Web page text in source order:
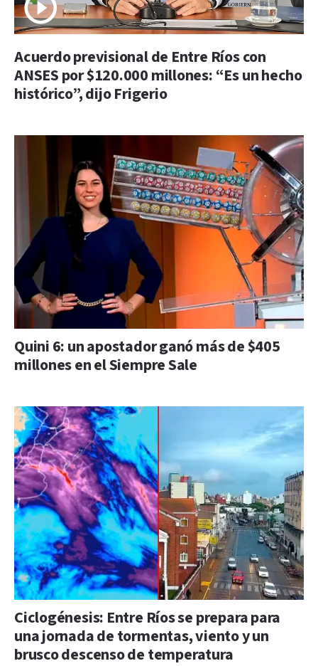
Acuerdo previsional de Entre Ríos con
ANSES por $120.000 millones: “Es un hecho
histórico”, dijo Frigerio
Quini 6: un apostador ganó más de $405
millones en el Siempre Sale
Ciclogénesis: Entre Ríos se prepara para
una jornada de tormentas, viento y un
brusco descenso de temperatura